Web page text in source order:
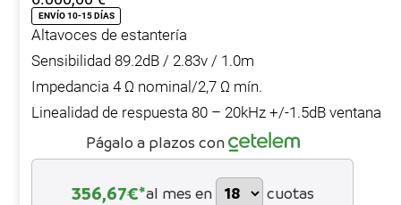
ENVÍO 10-15 DÍAS
Altavoces de estantería
Sensibilidad 89.2dB / 2.83v / 1.0m
Impedancia 4 Ω nominal/2,7 Ω mín.
Linealidad de respuesta 80 – 20kHz +/-1.5dB ventana
Págalo a plazos con
356,67€*al mes en cuotas